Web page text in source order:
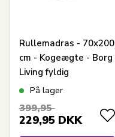
Rullemadras - 70x200
cm - Kogeægte - Borg
Living fyldig
madrasbeskytter i
bomuld
På lager
399,95
229,95 DKK